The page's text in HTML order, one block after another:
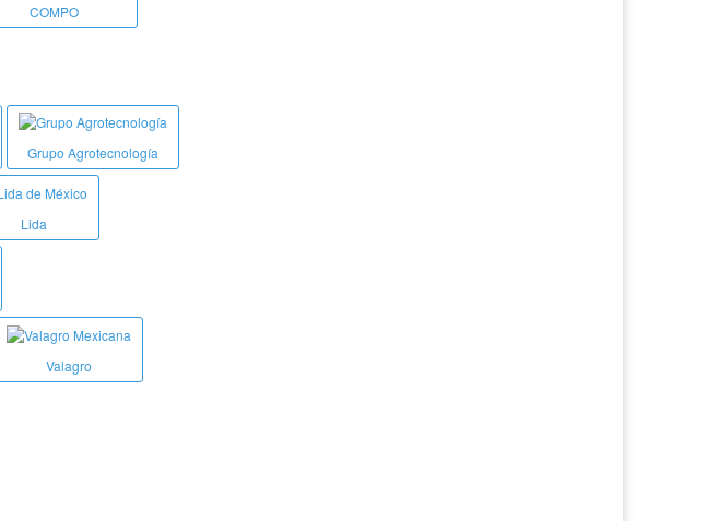
COMPO
Grupo Agrotecnología
Lida
Valagro